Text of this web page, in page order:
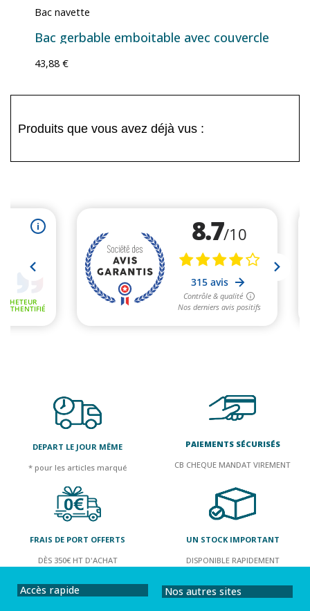
Bac navette
Bac gerbable emboitable avec couvercle
43,88 €
Produits que vous avez déjà vus :
DEPART LE JOUR MÊME
* pour les articles marqué
PAIEMENTS SÉCURISÉS
CB CHEQUE MANDAT VIREMENT
FRAIS DE PORT OFFERTS
DÈS 350€ HT D'ACHAT
UN STOCK IMPORTANT
DISPONIBLE RAPIDEMENT
Accès rapide Nos autres sites